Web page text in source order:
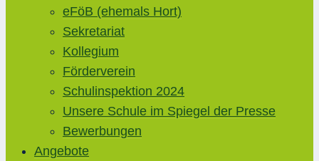
eFöB (ehemals Hort)
Sekretariat
Kollegium
Förderverein
Schulinspektion 2024
Unsere Schule im Spiegel der Presse
Bewerbungen
Angebote